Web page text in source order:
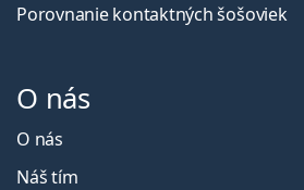
Porovnanie kontaktných šošoviek
O nás
O nás
Náš tím